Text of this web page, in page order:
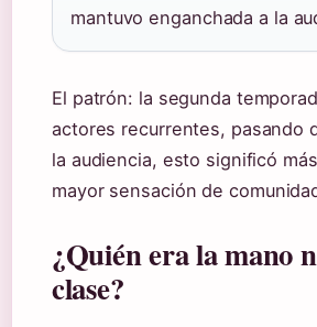
mantuvo enganchada a la
El patrón: la segunda
actores recurrentes, pasando
la audiencia, esto significó
mayor sensación de
¿Quién era la mano
clase?